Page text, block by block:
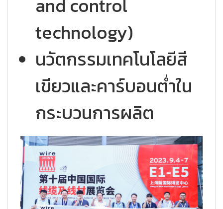
and control
technology)
นวัตกรรมเทคโนโลยีสี
เขียวและคาร์บอนต่ำใน
กระบวนการผลิต